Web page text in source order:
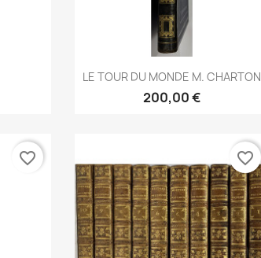
Aperçu rapide
LE TOUR DU MONDE M. CHARTON
200,00 €
favorite_border favorite_border